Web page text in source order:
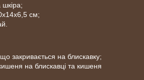
см;
закривається на блискавку;
на блискавці та кишеня